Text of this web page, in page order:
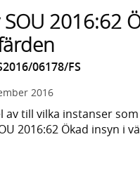
SOU 2016:62
06178/FS
2016
av till vilka instanser
2016:62 Ökad insyn i